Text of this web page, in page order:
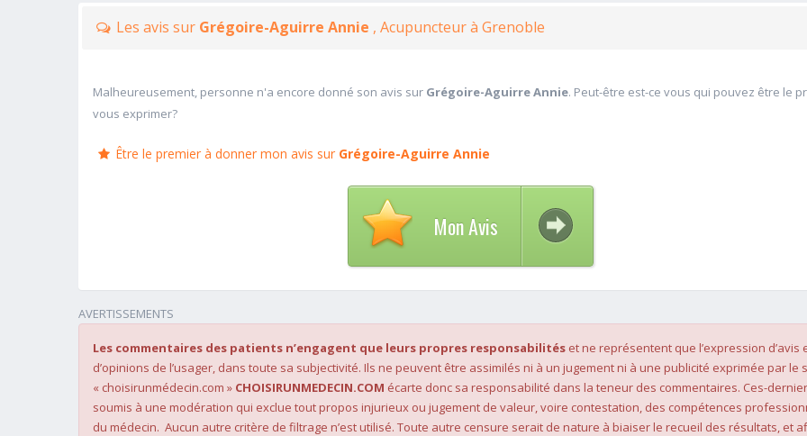
Les avis sur Grégoire-Aguirre Annie , Acupuncteur à Grenoble
Malheureusement, personne n'a encore donné son avis sur Grégoire-Aguirre Annie. Peut-être est-ce vous qui pouvez être le
vous exprimer?
Être le premier à donner mon avis sur Grégoire-Aguirre Annie
Mon Avis
AVERTISSEMENTS
Les commentaires des patients n’engagent que leurs propres responsabilités et ne représentent que l’expression d’avis
d’opinions de l’usager, dans toute sa subjectivité. Ils ne peuvent être assimilés ni à un jugement ni à une publicité exprimée par le
« choisirunmédecin.com » CHOISIRUNMEDECIN.COM écarte donc sa responsabilité dans la teneur des commentaires. Ces-
soumis à une modération qui exclue tout propos injurieux ou jugement de valeur, voire contestation, des compétences
du médecin. Aucun autre critère de filtrage n’est utilisé. Toute autre censure serait de nature à biaiser le recueil des résultats, et